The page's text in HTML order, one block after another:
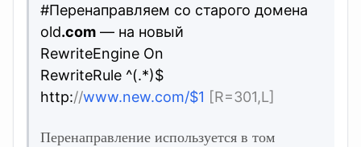
#Перенаправляем со старого домена
old.com — на новый
RewriteEngine On
RewriteRule ^(.*)$
http://www.new.com/$1 [R=301,L]
Перенаправление используется в том